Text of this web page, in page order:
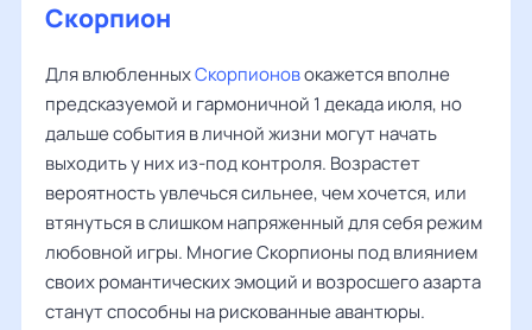
Скорпион
Для влюбленныхСкорпионовокажется вполне
предсказуемой и гармоничной 1 декада июля, но
дальше события в личной жизни могут начать
выходить у них из-под контроля. Возрастет
вероятность увлечься сильнее, чем хочется, или
втянуться в слишком напряженный для себя режим
любовной игры. Многие Скорпионы под влиянием
своих романтических эмоций и возросшего азарта
станут способны на рискованные авантюры.